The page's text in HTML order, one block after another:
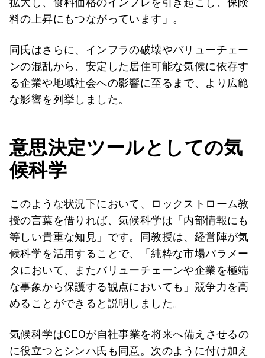
料の上昇にもつながっています」。
同氏はさらに、インフラの破壊やバリューチェー
ンの混乱から、安定した居住可能な気候に依存す
る企業や地域社会への影響に至るまで、より広範
な影響を列挙しました。
意思決定ツールとしての気
候科学
このような状況下において、ロックストローム教
授の言葉を借りれば、気候科学は「内部情報にも
等しい貴重な知見」です。同教授は、経営陣が気
候科学を活用することで、「純粋な市場パラメー
タにおいて、またバリューチェーンや企業を極端
な事象から保護する観点においても」競争力を高
めることができると説明しました。
気候科学はCEOが自社事業を将来へ備えさせるの
に役立つとシンハ氏も同意。次のように付け加え